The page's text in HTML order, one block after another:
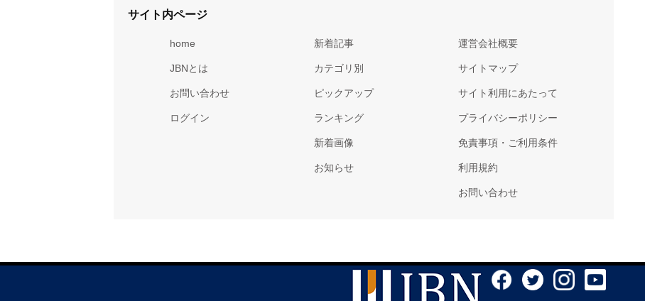
サイト内ページ
home
JBNとは
お問い合わせ
ログイン
新着記事
カテゴリ別
ピックアップ
ランキング
新着画像
お知らせ
運営会社概要
サイトマップ
サイト利用にあたって
プライバシーポリシー
免責事項・ご利用条件
利用規約
お問い合わせ